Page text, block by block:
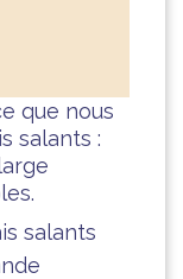
que nous
salants :
salants